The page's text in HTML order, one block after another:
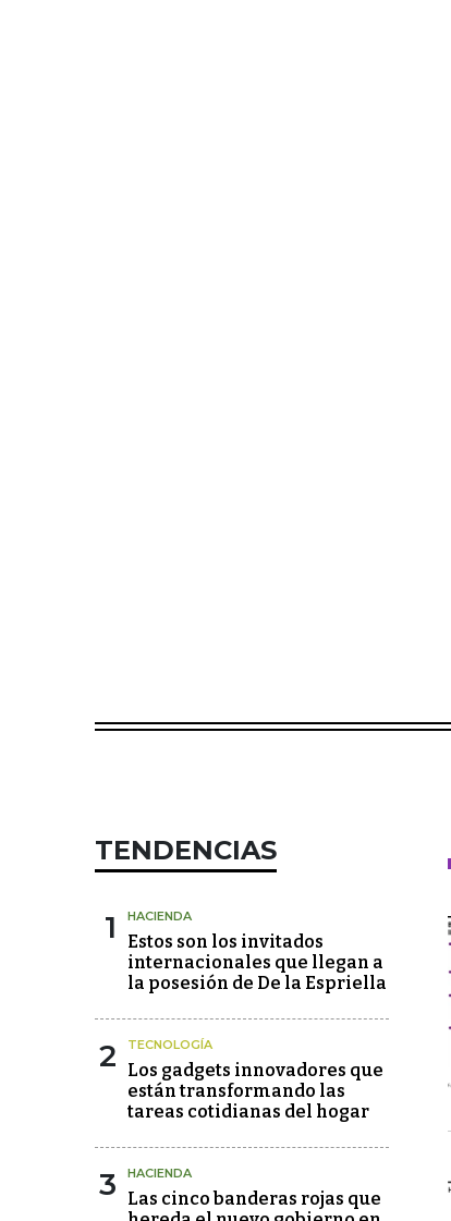
TENDENCIAS
1 HACIENDA
Estos son los invitados
internacionales que llegan a
la posesión de De la Espriella
2 TECNOLOGÍA
Los gadgets innovadores que
están transformando las
tareas cotidianas del hogar
3 HACIENDA
Las cinco banderas rojas que